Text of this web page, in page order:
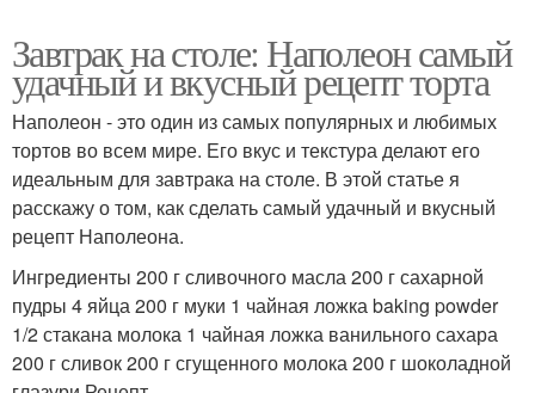
Завтрак на столе: Наполеон самый
удачный и вкусный рецепт торта
Наполеон - это один из самых популярных и любимых
тортов во всем мире. Его вкус и текстура делают его
идеальным для завтрака на столе. В этой статье я
расскажу о том, как сделать самый удачный и вкусный
рецепт Наполеона.
Ингредиенты 200 г сливочного масла 200 г сахарной
пудры 4 яйца 200 г муки 1 чайная ложка baking powder
1/2 стакана молока 1 чайная ложка ванильного сахара
200 г сливок 200 г сгущенного молока 200 г шоколадной